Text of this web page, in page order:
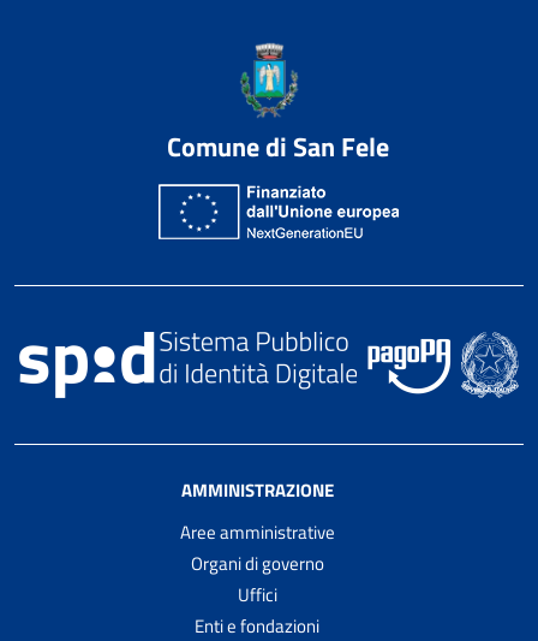
Comune di San Fele
AMMINISTRAZIONE
Aree amministrative
Organi di governo
Uffici
Enti e fondazioni